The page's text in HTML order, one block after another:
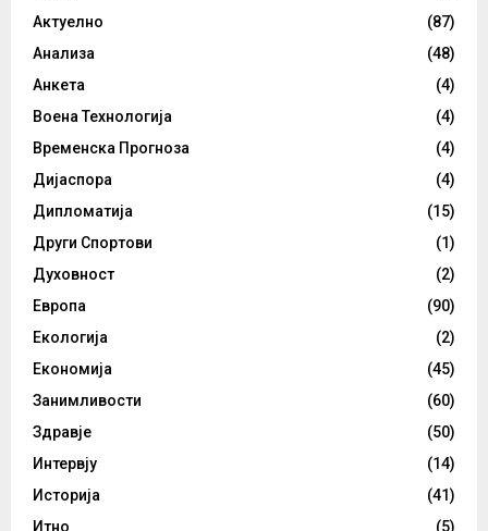
Актуелно
(87)
Анализа
(48)
Анкета
(4)
Воена Технологија
(4)
Временска Прогноза
(4)
Дијаспора
(4)
Дипломатија
(15)
Други Спортови
(1)
Духовност
(2)
Европа
(90)
Екологија
(2)
Економија
(45)
Занимливости
(60)
Здравје
(50)
Интервју
(14)
Историја
(41)
Итно
(5)